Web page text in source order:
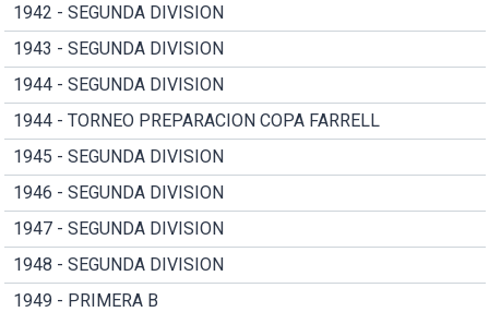
1942 - SEGUNDA DIVISION
1943 - SEGUNDA DIVISION
1944 - SEGUNDA DIVISION
1944 - TORNEO PREPARACION COPA FARRELL
1945 - SEGUNDA DIVISION
1946 - SEGUNDA DIVISION
1947 - SEGUNDA DIVISION
1948 - SEGUNDA DIVISION
1949 - PRIMERA B